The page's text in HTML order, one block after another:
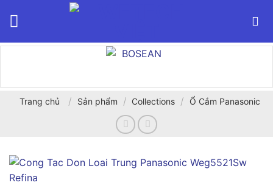
Trang chủ / Sản phẩm / Collections / Ổ Cắm Panasonic